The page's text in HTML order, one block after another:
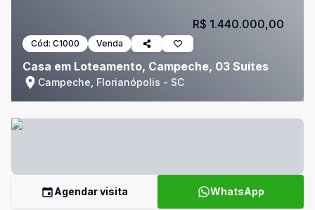
Cód: C1000 Venda
Casa em Loteamento, Campeche, 03 Suítes
Campeche, Florianópolis - SC
R$ 1.440.000,00
Agendar visita WhatsApp